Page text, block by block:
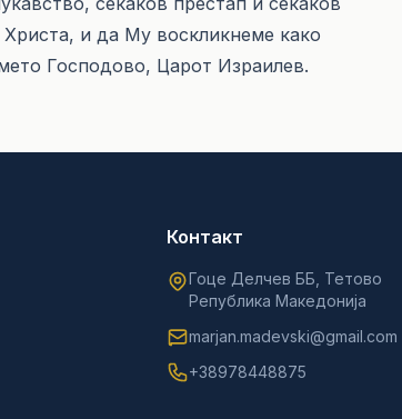
и да Му воскликнеме како
Господово, Царот Израилев.
Контакт
Гоце Делчев ББ, Тетово
Република Македонија
marjan.madevski@gmail.com
+38978448875